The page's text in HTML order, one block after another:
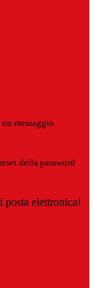
messaggio
della password
posta elettronica!